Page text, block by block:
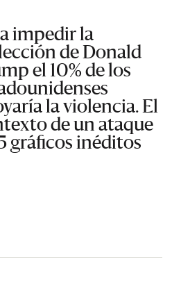
impedir la
de Donald
el 10% de los
la violencia. El
de un ataque
gráficos inéditos